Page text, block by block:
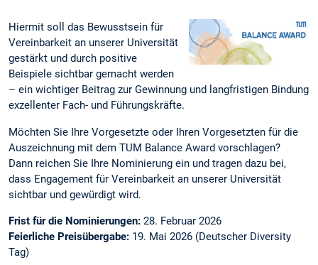
Hiermit soll das Bewusstsein für
Vereinbarkeit an unserer Universität
gestärkt und durch positive
Beispiele sichtbar gemacht werden
– ein wichtiger Beitrag zur Gewinnung und langfristigen Bindung
exzellenter Fach- und Führungskräfte.
Möchten Sie Ihre Vorgesetzte oder Ihren Vorgesetzten für die
Auszeichnung mit dem TUM Balance Award vorschlagen?
Dann reichen Sie Ihre Nominierung ein und tragen dazu bei,
dass Engagement für Vereinbarkeit an unserer Universität
sichtbar und gewürdigt wird.
Frist für die Nominierungen: 28. Februar 2026
Feierliche Preisübergabe: 19. Mai 2026 (Deutscher Diversity
Tag)